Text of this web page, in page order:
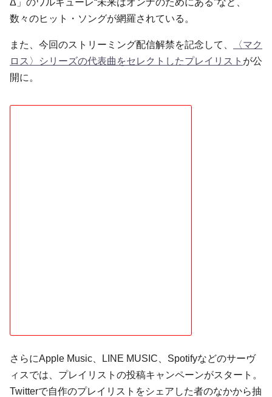
Δ」のワルキューレ“未来はオンナのためにある”など、
数々のヒット・ソングが網羅されている。
また、今回のストリーミング配信解禁を記念して、
〈マク
ロス〉シリーズの代表曲をセレクトしたプレイリスト が公
開に。
さらにApple Music、LINE MUSIC、Spotifyなどのサーヴ
ィスでは、プレイリストの投稿キャンペーンがスタート。
Twitterで自作のプレイリストをシェアした者のなかから抽